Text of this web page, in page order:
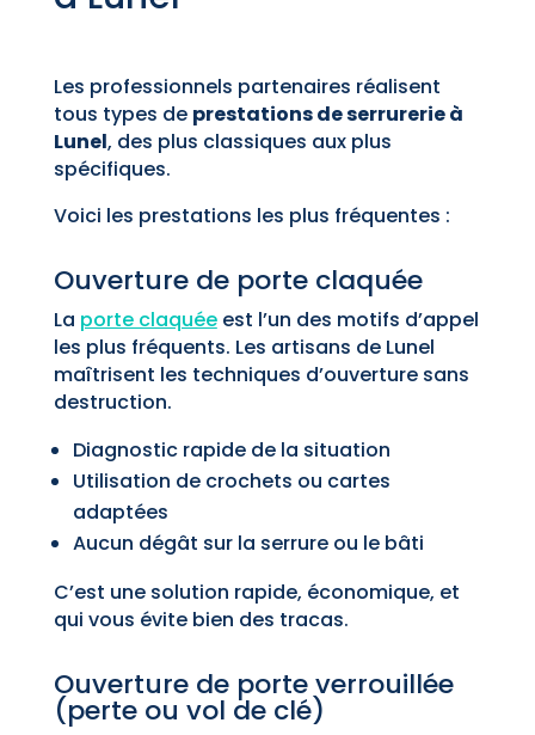
Les professionnels partenaires réalisent
tous types de prestations de serrurerie à
Lunel, des plus classiques aux plus
spécifiques.
Voici les prestations les plus fréquentes :
Ouverture de porte claquée
La porte claquéeest l’un des motifs d’appel
les plus fréquents. Les artisans de Lunel
maîtrisent les techniques d’ouverture sans
destruction.
Diagnostic rapide de la situation
Utilisation de crochets ou cartes
adaptées
Aucun dégât sur la serrure ou le bâti
C’est une solution rapide, économique, et
qui vous évite bien des tracas.
Ouverture de porte verrouillée
(perte ou vol de clé)